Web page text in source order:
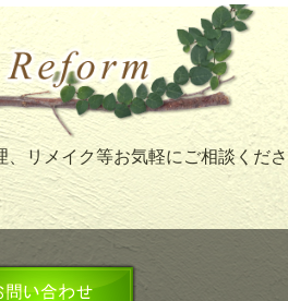
リメイク等お気軽にご相談くださ